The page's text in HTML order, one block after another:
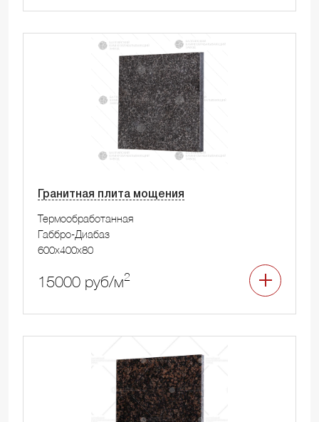
Гранитная плита мощения
Термообработанная
Габбро-Диабаз
600x400x80
15000 руб/м2